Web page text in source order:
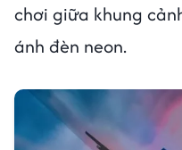
chơi giữa khung
ánh đèn neon.